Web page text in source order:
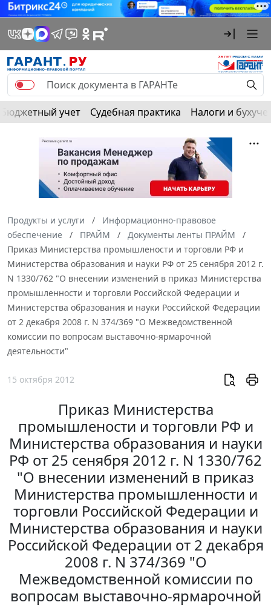
Бюджетный учет Судебная практика Налоги и
Продукты и услуги
Информационно-правовое
обеспечение
ПРАЙМ
Документы ленты ПРАЙМ
Приказ Министерства промышлености и торговли РФ и
Министерства образования и науки РФ от 25 сенября 2012 г.
N 1330/762 "О внесении изменений в приказ Министерства
промышленности и торговли Российской Федерации и
Министерства образования и науки Российской Федерации
от 2 декабря 2008 г. N 374/369 "О Межведомственной
комиссии по вопросам выставочно-ярмарочной
деятельности"
15 октября 2012
Приказ Министерства
промышлености и торговли РФ и
Министерства образования и науки
РФ от 25 сенября 2012 г. N 1330/762
"О внесении изменений в приказ
Министерства промышленности и
торговли Российской Федерации и
Министерства образования и науки
Российской Федерации от 2 декабря
2008 г. N 374/369 "О
Межведомственной комиссии по
вопросам выставочно-ярмарочной